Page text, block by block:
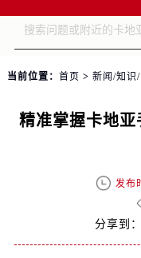
当前位置： 首页 > 新闻/知识
精准掌握卡地亚
发布
分享到：